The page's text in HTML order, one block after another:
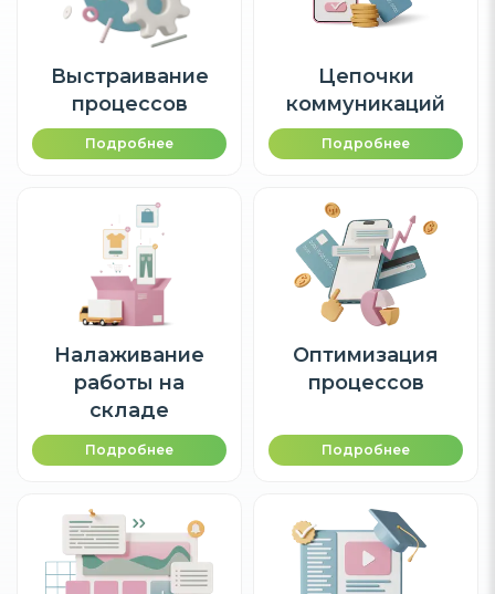
Выстраивание
процессов
Подробнее
Цепочки
коммуникаций
Подробнее
Налаживание
работы на
складе
Подробнее
Оптимизация
процессов
Подробнее